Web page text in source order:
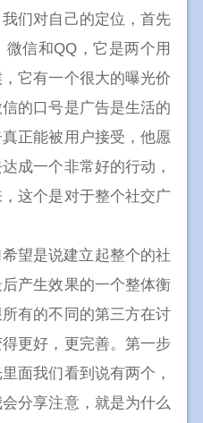
们对自己的定位，首先
信和QQ，它是两个用
它有一个很大的曝光价
的口号是广告是生活的
正能被用户接受，他愿
成一个非常好的行动，
这个是对于整个社交广
望是说建立起整个的社
产生效果的一个整体衡
有的不同的第三方在讨
更好，更完善。第一步
面我们看到说有两个，
分享注意，就是为什么